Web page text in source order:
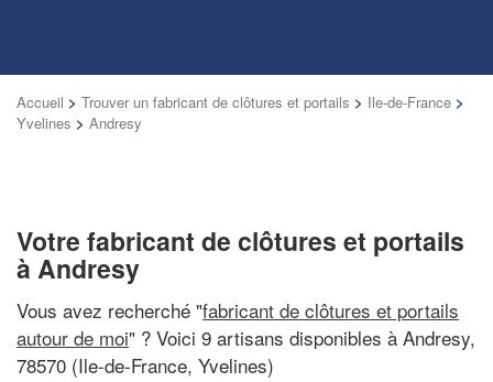
Accueil > Trouver un fabricant de clôtures et portails > Ile-de-France >
Yvelines > Andresy
Votre fabricant de clôtures et portails
à Andresy
Vous avez recherché "fabricant de clôtures et portails
autour de moi" ? Voici 9 artisans disponibles à Andresy,
78570 (Ile-de-France, Yvelines)